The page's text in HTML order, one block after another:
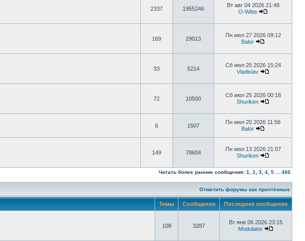
2337 1955246
Вт авг 04 2026 21:48
O-Witte
169 29013
Пн июл 27 2026 09:12
Balor
33 5214
Сб июл 25 2026 15:24
Vladislav
72 10500
Сб июл 25 2026 00:18
Shuriken
6 1507
Пн июл 20 2026 11:56
Balor
149 78604
Пн июл 13 2026 21:07
Shuriken
Читать более ранние сообщения: 1 2 3 4 5 486
Отметить форумы как прочтённые
Темы Сообщения Последнее сообщение
108 3287
Вт янв 06 2026 23:15
Modulator